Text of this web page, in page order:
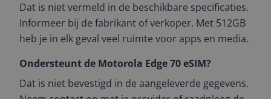
Dat is niet vermeld in de beschikbare specificaties.
Informeer bij de fabrikant of verkoper. Met 512GB
heb je in elk geval veel ruimte voor apps en media.
Ondersteunt de Motorola Edge 70 eSIM?
Dat is niet bevestigd in de aangeleverde gegevens.